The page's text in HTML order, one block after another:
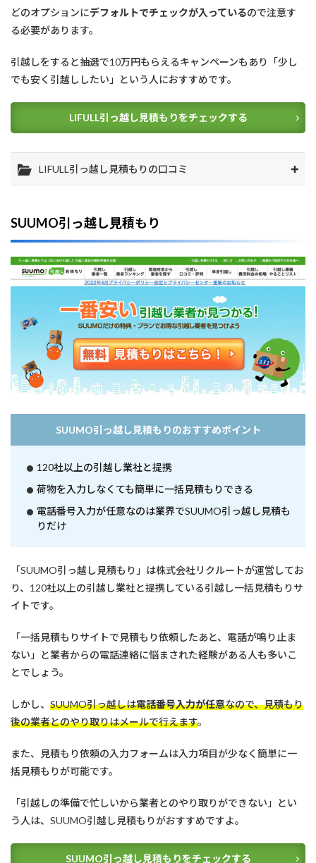
どのオプションにデフォルトでチェックが入っているので注意す
る必要があります。
引越しをすると抽選で10万円もらえるキャンペーンもあり「少し
でも安く引越ししたい」という人におすすめです。
LIFULL引っ越し見積もりをチェックする
LIFULL引っ越し見積もりの口コミ
SUUMO引っ越し見積もり
SUUMO引っ越し見積もりのおすすめポイント
120社以上の引越し業社と提携
荷物を入力しなくても簡単に一括見積もりできる
電話番号入力が任意なのは業界でSUUMO引っ越し見積も
りだけ
「SUUMO引っ越し見積もり」は株式会社リクルートが運営してお
り、120社以上の引越し業社と提携している引越し一括見積もりサ
イトです。
「一括見積もりサイトで見積もり依頼したあと、電話が鳴り止ま
ない」と業者からの電話連絡に悩まされた経験がある人も多いこ
とでしょう。
しかし、 SUUMO引っ越しは電話番号入力が任意なので、見積もり
後の業者とのやり取りはメールで行えます。
また、見積もり依頼の入力フォームは入力項目が少なく簡単に一
括見積もりが可能です。
「引越しの準備で忙しいから業者とのやり取りができない」とい
う人は、SUUMO引越し見積もりがおすすめですよ。
SUUMO引っ越し見積もりをチェックする